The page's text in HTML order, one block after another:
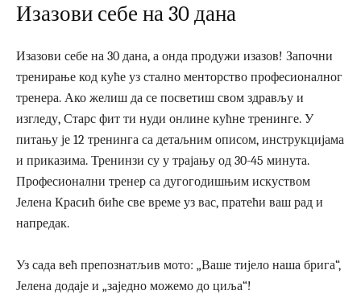
Изазови себе на 30 дана
Изазови себе на 30 дана, а онда продужи изазов! Започни
тренирање код куће уз стално менторство професионалног
тренера. Ако желиш да се посветиш свом здрављу и
изгледу, Старс фит ти нуди онлине кућне тренинге. У
питању је 12 тренинга са детаљним описом, инструкцијама
и приказима. Тренинзи су у трајању од 30-45 минута.
Професионални тренер са дугогодишњим искуством
Јелена Красић биће све време уз вас, пратећи ваш рад и
напредак.
Уз сада већ препознатљив мото: „Ваше тијело наша брига“,
Јелена додаје и „заједно можемо до циља“!